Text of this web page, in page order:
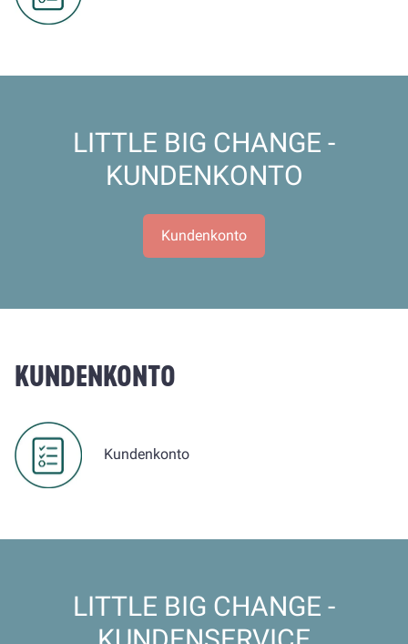
LITTLE BIG CHANGE -
KUNDENKONTO
Kundenkonto
KUNDENKONTO
Kundenkonto
LITTLE BIG CHANGE -